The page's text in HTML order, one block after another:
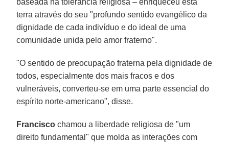
terra através do seu "profundo sentido evangélico da
dignidade de cada indivíduo e do ideal de uma
comunidade unida pelo amor fraterno".
"O sentido de preocupação fraterna pela dignidade de
todos, especialmente dos mais fracos e dos
vulneráveis, converteu-se em uma parte essencial do
espírito norte-americano", disse.
Francisco chamou a liberdade religiosa de "um
direito fundamental" que molda as interações com